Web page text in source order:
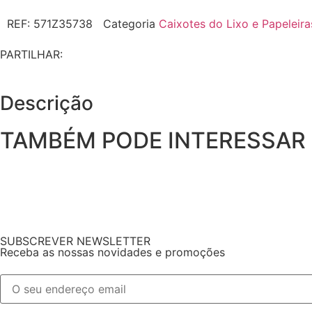
REF: 571Z35738 Categoria Caixotes do Lixo e
PARTILHAR:
Descrição
TAMBÉM PODE INTERESSAR
SUBSCREVER NEWSLETTER
Receba as nossas novidades e promoções